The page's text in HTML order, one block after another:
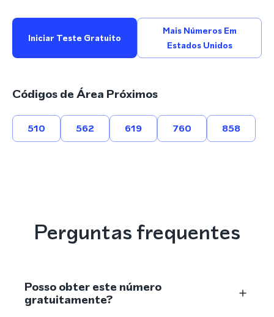
Iniciar Teste Gratuito
Mais Números Em
Estados Unidos
Códigos de Área Próximos
510 562 619 760 858
Perguntas frequentes
Posso obter este número
gratuitamente?